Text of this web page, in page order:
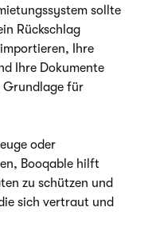
sollte
Rückschlag
Ihre
Ihre Dokumente
Grundlage für
oder
Booqable hilft
zu schützen und
sich vertraut und